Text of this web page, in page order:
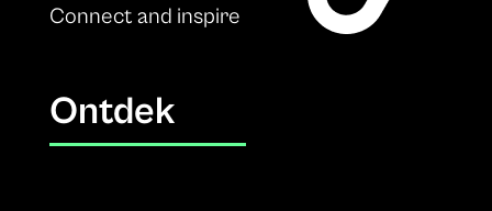
Connect and inspire
Ontdek